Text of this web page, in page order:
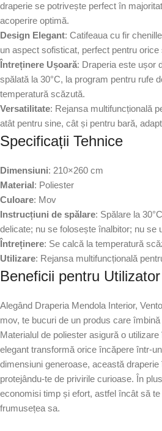
draperie se potrivește perfect în
acoperire optimă.
Design Elegant: Catifeaua cu fir
un aspect sofisticat, perfect pentru orice
Întreținere Ușoară: Draperia este ușor
spălată la 30°C, la program pentru rufe
temperatură scăzută.
Versatilitate: Rejansa multifuncțională
atât pentru sine, cât și pentru bară,
Specificații Tehnice
Dimensiuni: 210×260 cm
Material: Poliester
Culoare: Mov
Instrucțiuni de spălare: Spălare la
delicate; nu se folosește înalbitor; nu se
Întreținere: Se calcă la temperatură
Utilizare: Rejansa multifuncțională
Beneficii pentru Utilizator
Alegând Draperia Mendola Interior,
mov, te bucuri de un produs care
Materialul de poliester asigură o
elegant transformă orice încăpere într-
dimensiuni generoase, această
protejându-te de privirile curioase. În
economisi timp și efort, astfel încât să
frumusețea sa.